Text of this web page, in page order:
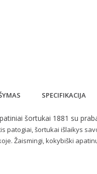
SPECIFIKACIJA
šortukai 1881 su
patogiai, šortukai išlaikys
Žaismingi, kokybiški